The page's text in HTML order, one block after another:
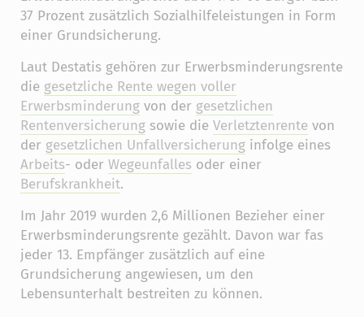
37 Prozent zusätzlich Sozialhilfeleistungen in Form
einer Grundsicherung.
Laut Destatis gehören zur Erwerbsminderungsrente
die gesetzliche Rente wegen voller
Erwerbsminderung von der gesetzlichen
Rentenversicherung sowie die Verletztenrente von
der gesetzlichen Unfallversicherung infolge eines
Arbeits- oder Wegeunfalles oder einer
Berufskrankheit.
Im Jahr 2019 wurden 2,6 Millionen Bezieher einer
Erwerbsminderungsrente gezählt. Davon war fas
jeder 13. Empfänger zusätzlich auf eine
Grundsicherung angewiesen, um den
Lebensunterhalt bestreiten zu können.